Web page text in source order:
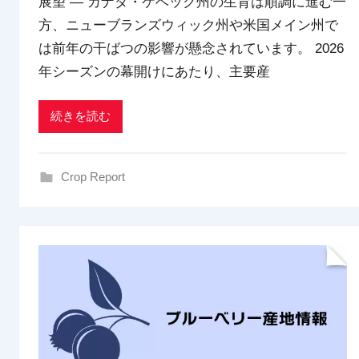
d
x
t
r
方、ニューブランズウィック州や米国メイン州で
は前年の干ばつの影響が懸念されています。 2026
年シーズンの幕開けにあたり、主要産
続きを読む
Crop Report